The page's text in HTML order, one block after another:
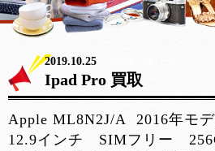
2019.10.25
Ipad Pro 買取
Apple ML8N2J/A 2016年モ
12.9インチ SIMフリー